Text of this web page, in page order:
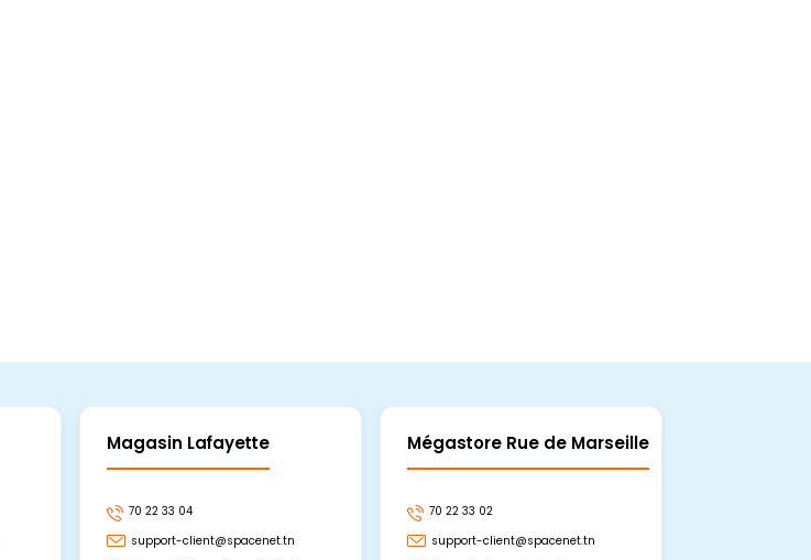
Magasin Lafayette
70 22 33 04
support-client@spacenet.tn
Mégastore Rue de Marseille
70 22 33 02
support-client@spacenet.tn